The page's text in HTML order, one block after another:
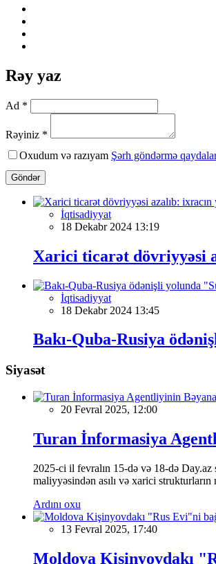
Rəy yaz
Ad *
Rəyiniz *
Oxudum və razıyam Şərh göndərmə
Göndər
İqtisadiyyat
18 Dekabr 2024 13:19
Xarici ticarət dövriyyəsi
İqtisadiyyat
18 Dekabr 2024 13:45
Bakı-Quba-Rusiya
Siyasət
20 Fevral 2025, 12:00
Turan İnformasiya
2025-ci il fevralın 15-də və 18-də
maliyyəsindən asılı və xarici
Ardını oxu
13 Fevral 2025, 17:40
Moldova Kişinyovdakı